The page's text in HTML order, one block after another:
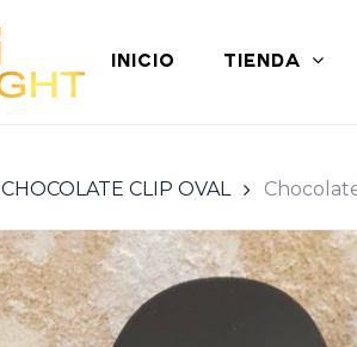
INICIO TIENDA
CHOCOLATE CLIP OVAL